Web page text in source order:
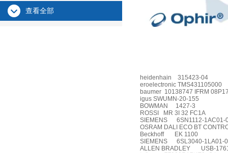
查看全部
heidenhain
315423-04
eroelectronic TMS431105000
baumer 10138747 IFRM
igus SWUMN-20-155
BOWMAN
1427-3
ROSSI
MR 3I 32 FC1A
SIEMENS
6SN1112-1AC01-
OSRAM DALI ECO BT
Beckhoff
EK 1100
SIEMENS
6SL3040-1LA01-
ALLEN BRADLEY
USB-